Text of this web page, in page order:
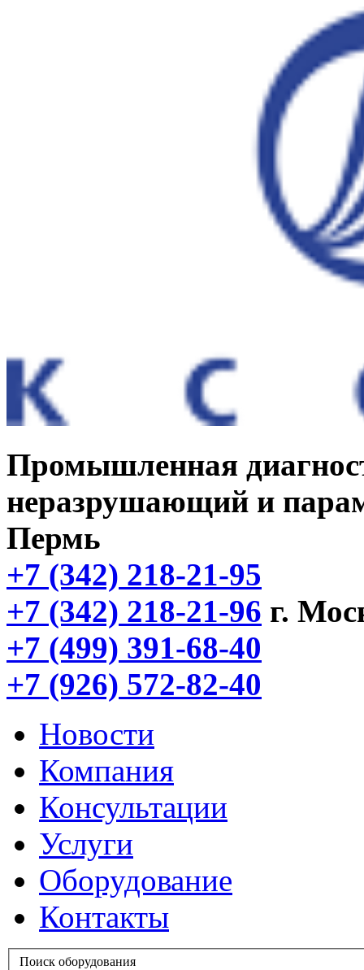
Промышленная
неразрушающий и
Пермь
+7 (342) 218-21-95
+7 (342) 218-21-96 г.
+7 (499) 391-68-40
+7 (926) 572-82-40
Новости
Компания
Консультации
Услуги
Оборудование
Контакты
Поиск оборудования